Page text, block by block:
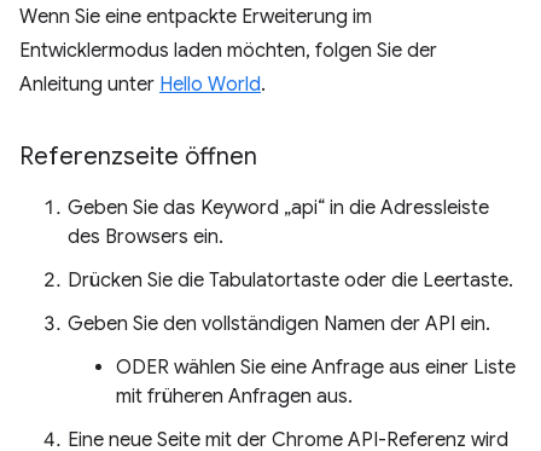
Wenn Sie eine entpackte Erweiterung im
Entwicklermodus laden möchten, folgen Sie der
Anleitung unter Hello World.
Referenzseite öffnen
Geben Sie das Keyword „api“ in die Adressleiste
des Browsers ein.
Drücken Sie die Tabulatortaste oder die Leertaste.
Geben Sie den vollständigen Namen der API ein.
ODER wählen Sie eine Anfrage aus einer Liste
mit früheren Anfragen aus.
Eine neue Seite mit der Chrome API-Referenz wird